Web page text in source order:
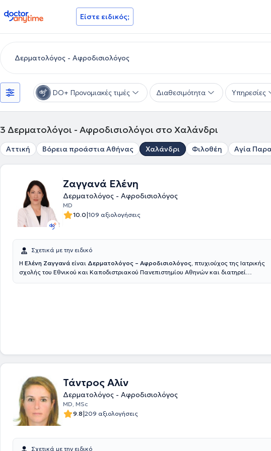
doctoranytime Είστε ειδικός;
DO+ Προνομιακές τιμές Διαθεσιμότητα Υπηρεσίες
3 Δερματολόγοι - Αφροδισιολόγοι στο Χαλάνδρι
Αττική Βόρεια προάστια Αθήνας Χαλάνδρι Φιλοθέη Αγία
Ζαγγανά Ελένη
Δερματολόγος - Αφροδισιολόγος
MD
10.0|109 αξιολογήσεις
Σχετικά με την ειδικό
Η Ελένη Ζαγγανά είναι Δερματολόγος – Αφροδισιολόγος, πτυχιούχος της Ιατρικής
σχολής του Εθνικού και Καποδιστριακού Πανεπιστημίου Αθηνών και διατηρεί
ασθενή.
Τάντρος Αλίν
Δερματολόγος - Αφροδισιολόγος
MD, MSc
9.8|209 αξιολογήσεις
Σχετικά με την ειδικό